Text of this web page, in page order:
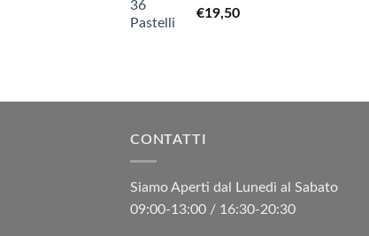
€19,50
CONTATTI
Siamo Aperti dal Lunedì al Sabato
09:00-13:00 / 16:30-20:30